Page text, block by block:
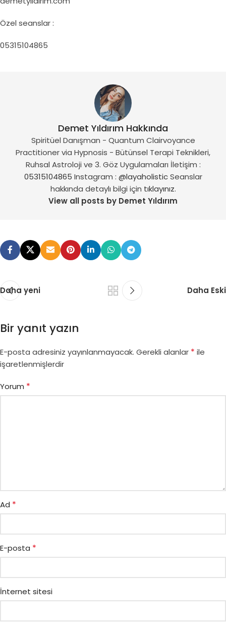
Özel seanslar :
05315104865
Demet Yıldırım Hakkında
Spiritüel Danışman - Quantum Clairvoyance
Practitioner via Hypnosis - Bütünsel Terapi Teknikleri,
Ruhsal Astroloji ve 3. Göz Uygulamaları İletişim :
05315104865 Instagram : @layaholisticSeanslar
hakkında detaylı bilgi için tıklayınız.
View all posts by Demet Yıldırım
Daha yeni Daha Eski
Bir yanıt yazın
E-posta adresiniz yayınlanmayacak. Gerekli alanlar * ile
işaretlenmişlerdir
Yorum *
Ad *
E-posta *
İnternet sitesi